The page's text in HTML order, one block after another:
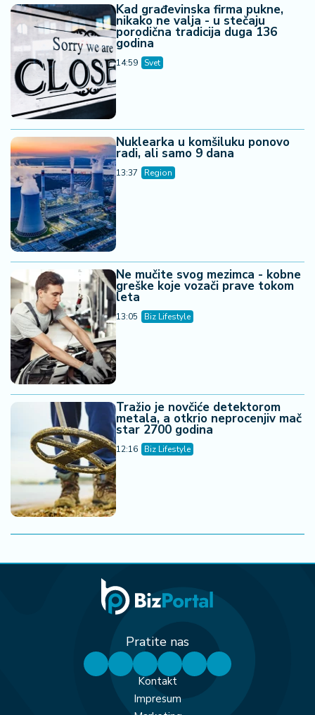
Kad građevinska firma pukne,
nikako ne valja - u stečaju
porodična tradicija duga 136
godina
14:59 Svet
Nuklearka u komšiluku ponovo
radi, ali samo 9 dana
13:37 Region
Ne mučite svog mezimca - kobne
greške koje vozači prave tokom
leta
13:05 Biz Lifestyle
Tražio je novčiće detektorom
metala, a otkrio neprocenjiv mač
star 2700 godina
12:16 Biz Lifestyle
Kontakt
Impresum
Pratite nas